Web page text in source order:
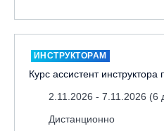
ИНСТРУКТОРАМ
Курс ассистент инструктора
2.11.2026 - 7.11.2026 (6
Дистанционно